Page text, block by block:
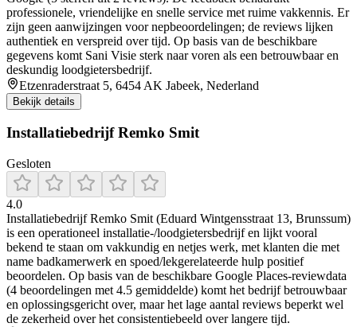
professionele, vriendelijke en snelle service met ruime vakkennis. Er
zijn geen aanwijzingen voor nepbeoordelingen; de reviews lijken
authentiek en verspreid over tijd. Op basis van de beschikbare
gegevens komt Sani Visie sterk naar voren als een betrouwbaar en
deskundig loodgietersbedrijf.
Etzenraderstraat 5, 6454 AK Jabeek, Nederland
Bekijk details
Installatiebedrijf Remko Smit
Gesloten
4.0
Installatiebedrijf Remko Smit (Eduard Wintgensstraat 13, Brunssum)
is een operationeel installatie-/loodgietersbedrijf en lijkt vooral
bekend te staan om vakkundig en netjes werk, met klanten die met
name badkamerwerk en spoed/lekgerelateerde hulp positief
beoordelen. Op basis van de beschikbare Google Places-reviewdata
(4 beoordelingen met 4.5 gemiddelde) komt het bedrijf betrouwbaar
en oplossingsgericht over, maar het lage aantal reviews beperkt wel
de zekerheid over het consistentiebeeld over langere tijd.